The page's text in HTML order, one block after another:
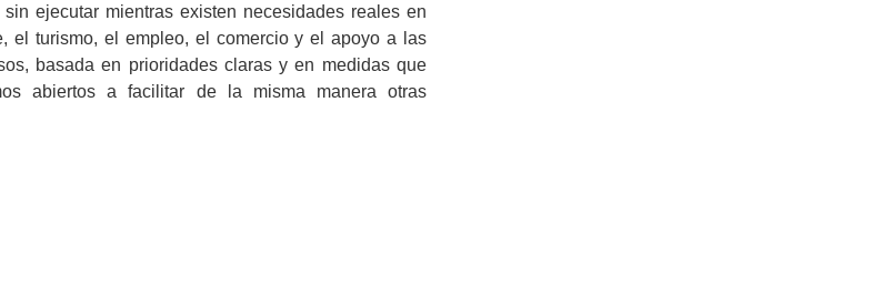
ejecutar mientras existen necesidades reales en
el turismo, el empleo, el comercio y el apoyo a las
basada en prioridades claras y en medidas que
abiertos a facilitar de la misma manera otras